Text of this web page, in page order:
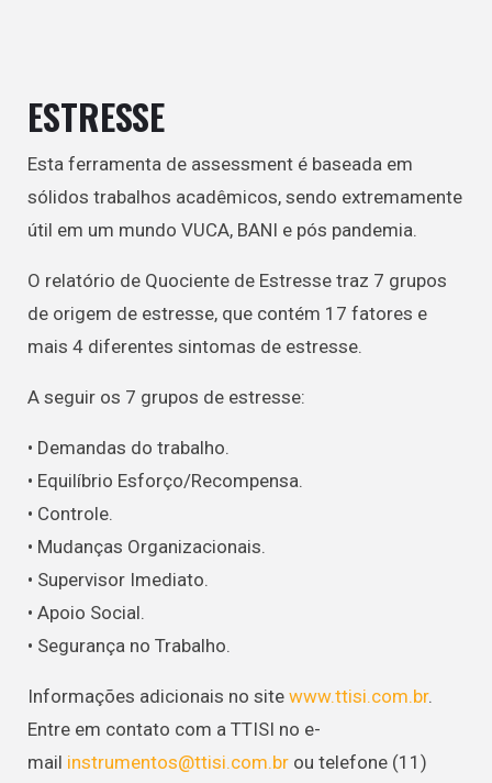
ESTRESSE
Esta ferramenta de assessment é baseada em
sólidos trabalhos acadêmicos, sendo extremamente
útil em um mundo VUCA, BANI e pós pandemia.
O relatório de Quociente de Estresse traz 7 grupos
de origem de estresse, que contém 17 fatores e
mais 4 diferentes sintomas de estresse.
A seguir os 7 grupos de estresse:
• Demandas do trabalho.
• Equilíbrio Esforço/Recompensa.
• Controle.
• Mudanças Organizacionais.
• Supervisor Imediato.
• Apoio Social.
• Segurança no Trabalho.
Informações adicionais no site www.ttisi.com.br.
Entre em contato com a TTISI no e-
mail instrumentos@ttisi.com.br ou telefone (11)